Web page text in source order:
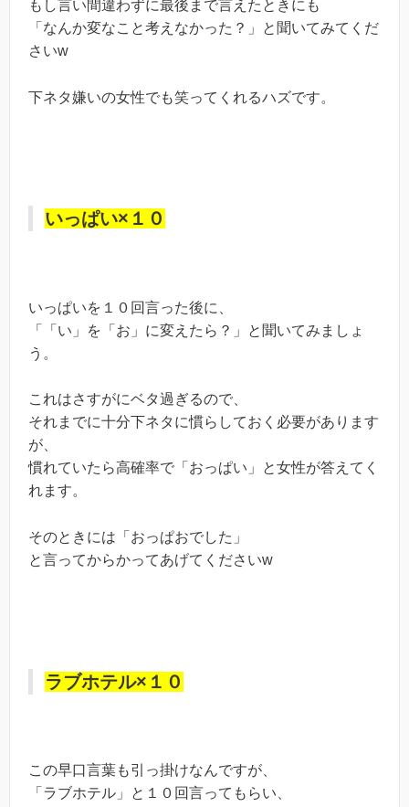
もし言い間違わずに最後まで言えたときにも
「なんか変なこと考えなかった？」と聞いてみてくだ
さいw
下ネタ嫌いの女性でも笑ってくれるハズです。
いっぱい×１０
いっぱいを１０回言った後に、
「「い」を「お」に変えたら？」と聞いてみましょ
う。
これはさすがにベタ過ぎるので、
それまでに十分下ネタに慣らしておく必要があります
が、
慣れていたら高確率で「おっぱい」と女性が答えてく
れます。
そのときには「おっぱおでした」
と言ってからかってあげてくださいw
ラブホテル×１０
この早口言葉も引っ掛けなんですが、
「ラブホテル」と１０回言ってもらい、